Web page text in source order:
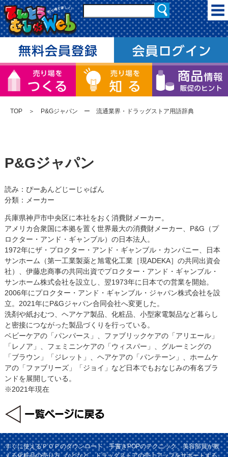
TOP ＞ P&Gジャパン ー 流通業界・ドラッグストア用語辞典
P&Gジャパン
読み：ぴーあんどじーじゃぱん
分類：メーカー
兵庫県神戸市中央区に本社をおく消費財メーカー。
アメリカ合衆国に本拠を置く世界最大の消費財メーカー、P&G（プ
ロクター・アンド・ギャンブル）の日本法人。
1972年にザ・プロクター・アンド・ギャンブル・カンパニー、日本
サンホーム（第一工業製薬と旭電化工業［現ADEKA］の共同出資会
社）、伊藤忠商事の共同出資でプロクター・アンド・ギャンブル・
サンホーム株式会社を設立し、翌1973年に日本での営業を開始。
2006年にプロクター・アンド・ギャンブル・ジャパン株式会社を設
立。2021年にP&Gジャパン合同会社へ変更した。
洗剤や紙おむつ、ヘアケア製品、化粧品、小型家電製品など暮らし
と密接につながった製品づくりを行っている。
ベビーケアの「パンパース」、ファブリックケアの「アリエール」
「レノア」、フェミニンケアの「ウィスパー」、グルーミングの
「ブラウン」「ジレット」、ヘアケアの「パンテーン」、ホームケ
アの「ファブリーズ」「ジョイ」など日本でもおなじみの有名ブラ
ンドを展開している。
※2021年現在
すぐに使えるＰＯＰのダウンロード、手書きPOPのテクニック、美容部員が教
える化粧品の売り方...などなど、ドラッグストアの売上アップをサポートする